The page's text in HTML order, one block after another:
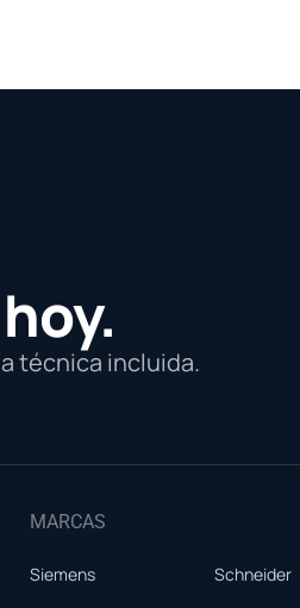
técnica incluida.
MARCAS
Siemens
Schneider